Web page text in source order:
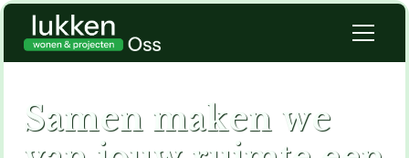
Samen maken we